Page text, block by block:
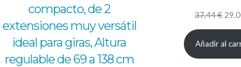
compacto, de 2
extensiones muy versátil
ideal para giras, Altura
regulable de 69 a 138 cm
37,44€ El
Añadir al